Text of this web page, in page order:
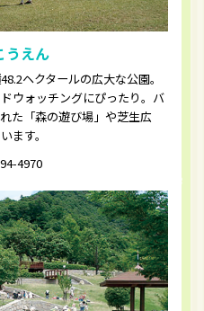
うえん
ヘクタールの広大な公園。
ウォッチングにぴったり。バ
た「森の遊び場」や芝生広
ます。
4970